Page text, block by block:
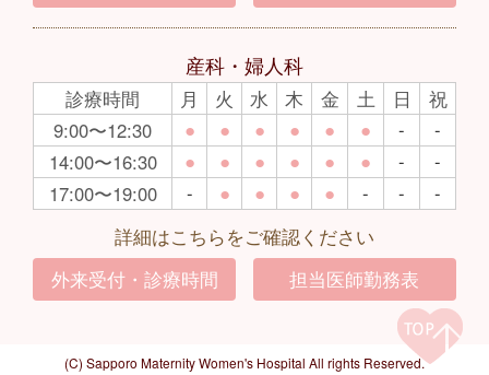
産科・婦人科
診療時間 月 火 水 木 金 土 日
祝
9:00〜12:30
● ● ● ● ● ● -
-
14:00〜16:30
● ● ● ● ● ● -
-
17:00〜19:00
- ● ● ● ● - -
-
詳細はこちらをご確認ください
外来受付・診療時間
担当医師勤務表
(C) Sapporo Maternity Women's Hospital All rights Reserved.